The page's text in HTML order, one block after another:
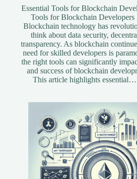
Essential Tools for Blockchain
Tools for Blockchain Developers
Blockchain technology has
think about data security,
transparency. As blockchain
need for skilled developers is
the right tools can significantly
and success of blockchain
This article highlights